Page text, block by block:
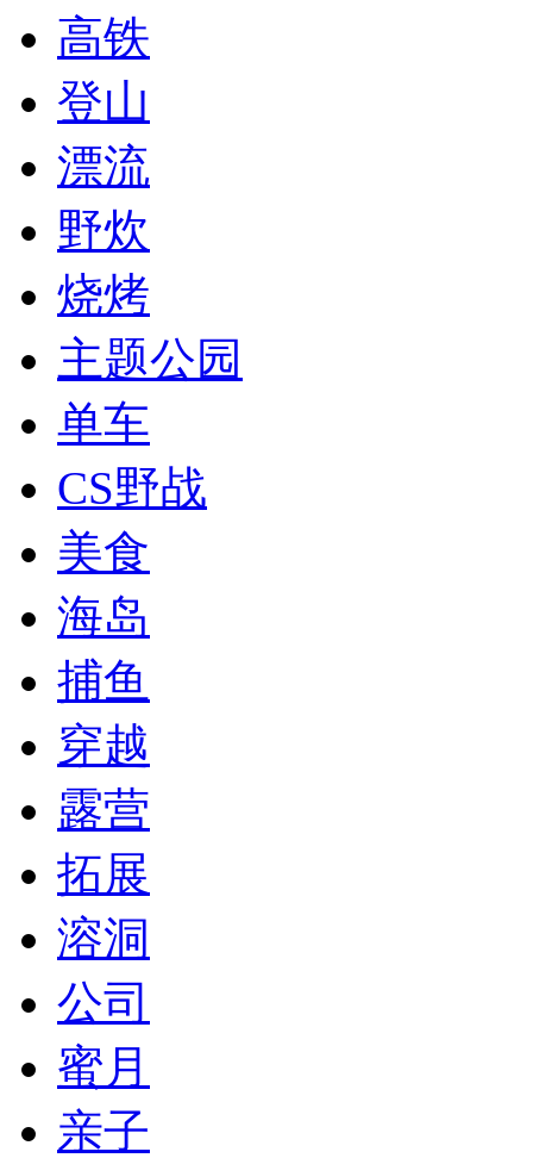
高铁
登山
漂流
野炊
烧烤
主题公园
单车
CS野战
美食
海岛
捕鱼
穿越
露营
拓展
溶洞
公司
蜜月
亲子